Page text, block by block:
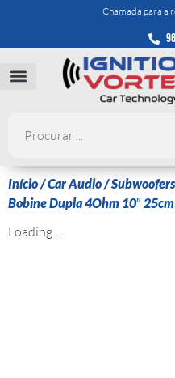
Chamada para a
Início/Car Audio/Subwoofers
Bobine Dupla 4Ohm 10″
Loading...